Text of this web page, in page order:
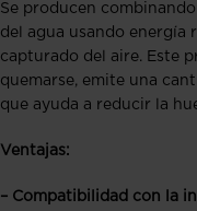
Se producen
del agua usando energía
capturado del aire. Este
quemarse, emite una
que ayuda a reducir la
Ventajas:
– Compatibilidad con la